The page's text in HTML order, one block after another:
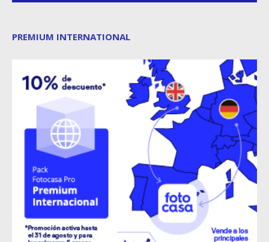
PREMIUM INTERNATIONAL